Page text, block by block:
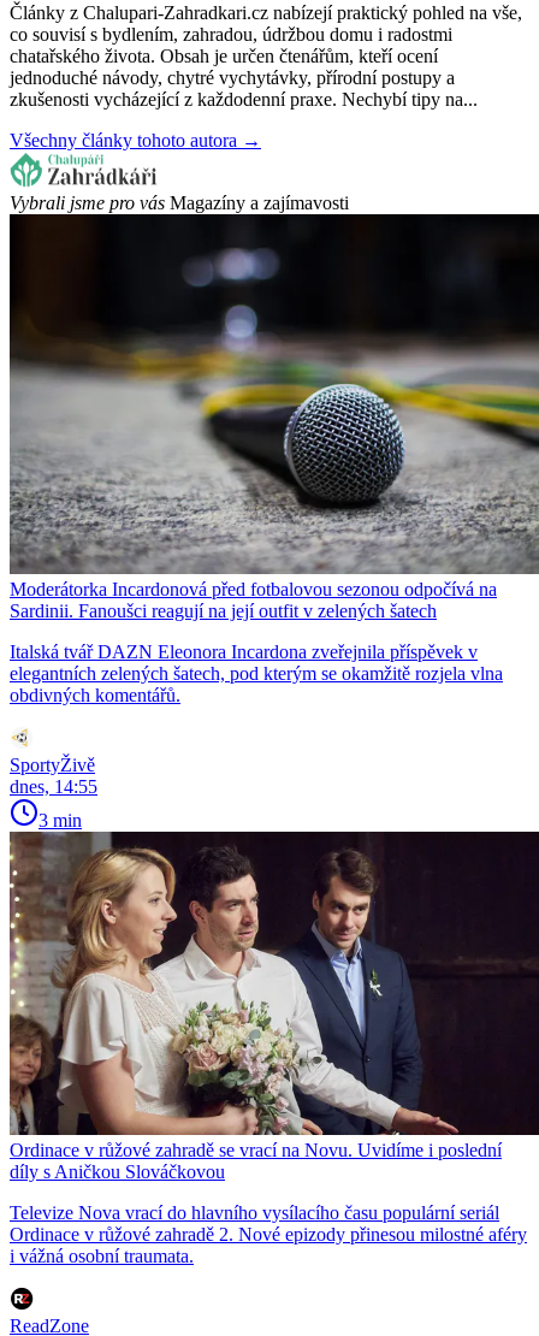
Články z Chalupari-Zahradkari.cz nabízejí praktický pohled na vše,
co souvisí s bydlením, zahradou, údržbou domu i radostmi
chatařského života. Obsah je určen čtenářům, kteří ocení
jednoduché návody, chytré vychytávky, přírodní postupy a
zkušenosti vycházející z každodenní praxe. Nechybí tipy na...
Všechny články tohoto autora →
Vybrali jsme pro vás Magazíny a zajímavosti
Moderátorka Incardonová před fotbalovou sezonou odpočívá na
Sardinii. Fanoušci reagují na její outfit v zelených šatech
Italská tvář DAZN Eleonora Incardona zveřejnila příspěvek v
elegantních zelených šatech, pod kterým se okamžitě rozjela vlna
obdivných komentářů.
SportyŽivě
dnes, 14:55
3 min
Ordinace v růžové zahradě se vrací na Novu. Uvidíme i poslední
díly s Aničkou Slováčkovou
Televize Nova vrací do hlavního vysílacího času populární seriál
Ordinace v růžové zahradě 2. Nové epizody přinesou milostné aféry
i vážná osobní traumata.
ReadZone